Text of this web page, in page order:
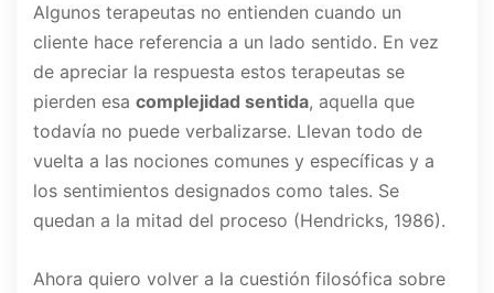
Algunos terapeutas no entienden cuando un
cliente hace referencia a un lado sentido. En vez
de apreciar la respuesta estos terapeutas se
pierden esa complejidad sentida, aquella que
todavía no puede verbalizarse. Llevan todo de
vuelta a las nociones comunes y específicas y a
los sentimientos designados como tales. Se
quedan a la mitad del proceso (Hendricks, 1986).
Ahora quiero volver a la cuestión filosófica sobre